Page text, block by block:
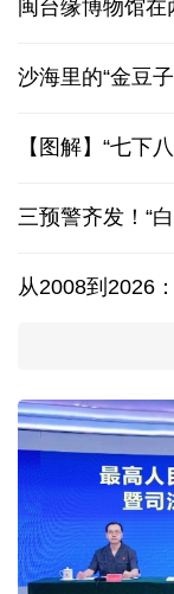
单舰单艇打航母
“一朵花”舞出三
闽台缘博物馆
沙海里的“金豆
【图解】“七下
从2008到2026
活力中国调研
夏日经济乘“热”